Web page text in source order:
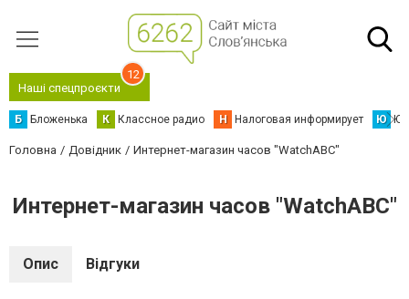
Наші спецпроєкти
12
Б Бложенька К Классное радио Н Налоговая информирует Ю
Головна Довідник Интернет-магазин часов "WatchABC"
Интернет-магазин часов "WatchABC"
Опис Відгуки